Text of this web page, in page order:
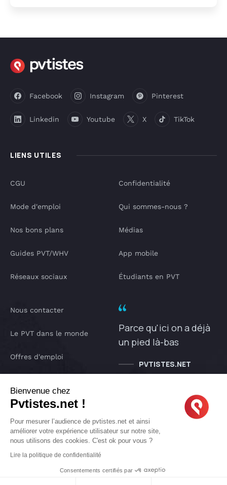
LIENS UTILES
Facebook Instagram Pinterest
Linkedin Youtube X TikTok
CGU
Mode d'emploi
Nos bons plans
Guides PVT/WHV
Réseaux sociaux
Confidentialité
Qui sommes-nous ?
Médias
App mobile
Étudiants en PVT
Nous contacter
Le PVT dans le monde
Offres d'emploi
IA pvtistes
Parce qu'ici on a déjà
un pied là-bas
PVTISTES.NET
Copyright © 2005-2026 pvtistes.net
Bienvenue chez
Pvtistes.net !
Pour mesurer l’audience de pvtistes.net et ainsi
améliorer votre expérience utilisateur sur notre site,
nous utilisons des cookies. C'est ok pour vous ?
Lire la politique de confidentialité
Consentements certifiés par